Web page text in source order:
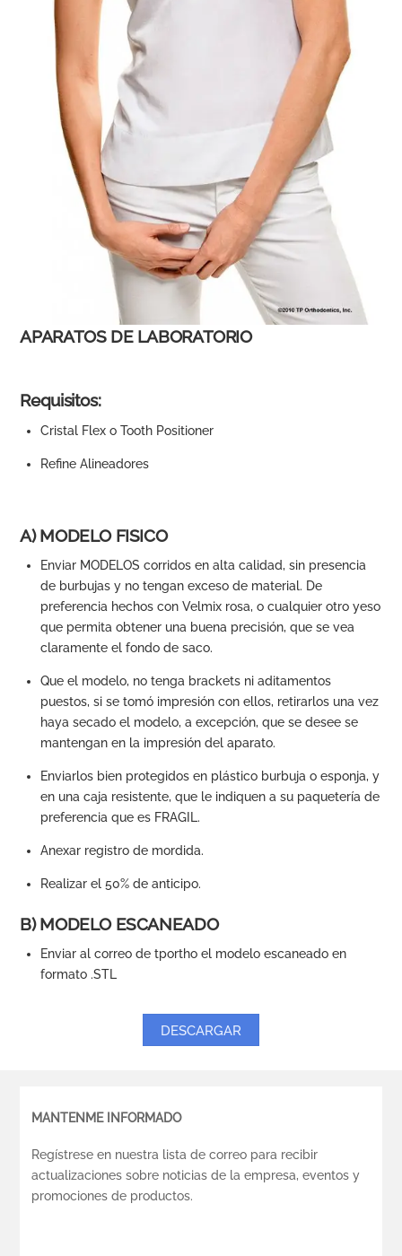
APARATOS DE LABORATORIO
Requisitos:
Cristal Flex o Tooth Positioner
Refine Alineadores
A) MODELO FISICO
Enviar MODELOS corridos en alta calidad, sin presencia
de burbujas y no tengan exceso de material. De
preferencia hechos con Velmix rosa, o cualquier otro yeso
que permita obtener una buena precisión, que se vea
claramente el fondo de saco.
Que el modelo, no tenga brackets ni aditamentos
puestos, si se tomó impresión con ellos, retirarlos una vez
haya secado el modelo, a excepción, que se desee se
mantengan en la impresión del aparato.
Enviarlos bien protegidos en plástico burbuja o esponja, y
en una caja resistente, que le indiquen a su paquetería de
preferencia que es FRAGIL.
Anexar registro de mordida.
Realizar el 50% de anticipo.
B) MODELO ESCANEADO
Enviar al correo de tportho el modelo escaneado en
formato .STL
DESCARGAR
MANTENME INFORMADO
Regístrese en nuestra lista de correo para recibir
actualizaciones sobre noticias de la empresa, eventos y
promociones de productos.